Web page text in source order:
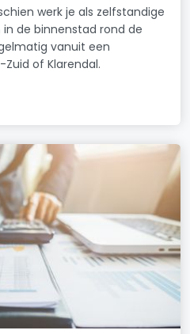
werk je als zelfstandige
de binnenstad rond de
vanuit een
of Klarendal.